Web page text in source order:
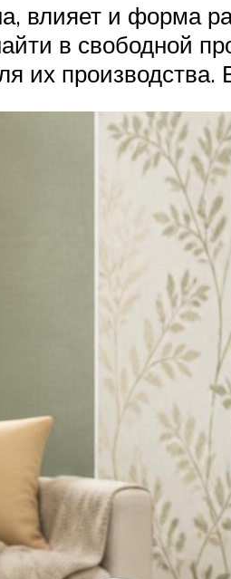
влияет и форма
в свободной
их